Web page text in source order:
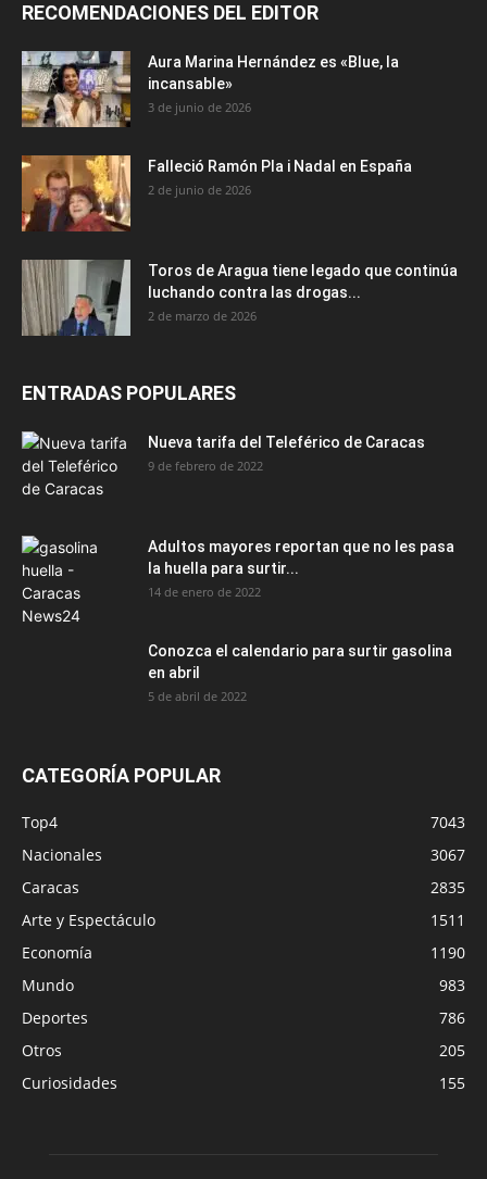
RECOMENDACIONES DEL EDITOR
Aura Marina Hernández es «Blue, la
incansable»
3 de junio de 2026
Falleció Ramón Pla i Nadal en España
2 de junio de 2026
Toros de Aragua tiene legado que continúa
luchando contra las drogas...
2 de marzo de 2026
ENTRADAS POPULARES
Nueva tarifa del Teleférico de Caracas
9 de febrero de 2022
Adultos mayores reportan que no les pasa
la huella para surtir...
14 de enero de 2022
Conozca el calendario para surtir gasolina
en abril
5 de abril de 2022
CATEGORÍA POPULAR
Top4
7043
Nacionales
3067
Caracas
2835
Arte y Espectáculo
1511
Economía
1190
Mundo
983
Deportes
786
Otros
205
Curiosidades
155